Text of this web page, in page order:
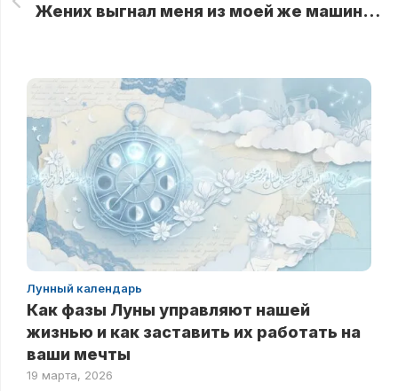
Жених выгнал меня из моей же машины и повёз свекровь, не подозревая, что на первом посту его ждёт неприятный сюрприз
Лунный календарь
Как фазы Луны управляют нашей
жизнью и как заставить их работать на
ваши мечты
19 марта, 2026